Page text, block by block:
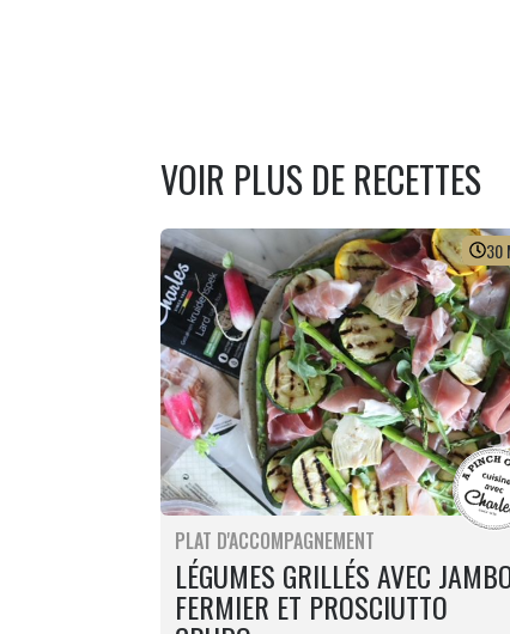
VOIR PLUS DE RECETTES
30
PLAT D'ACCOMPAGNEMENT
LÉGUMES GRILLÉS AVEC
FERMIER ET PROSCIUTTO